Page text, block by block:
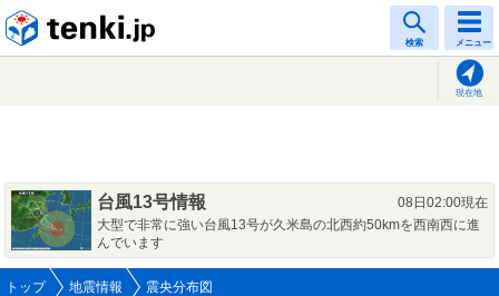
検索 メニュー
現在地
台風13号情報
08日02:00現在
大型で非常に強い台風13号が久米島の北西約50kmを西南西に進
んでいます
トップ 地震情報 震央分布図